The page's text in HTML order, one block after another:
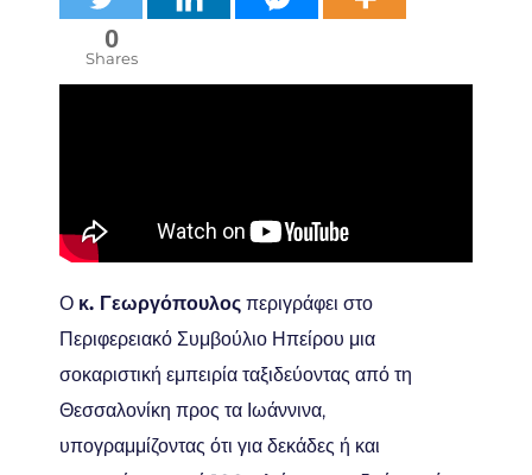
0
Shares
Ο κ. Γεωργόπουλος περιγράφει στο
Περιφερειακό Συμβούλιο Ηπείρου μια
σοκαριστική εμπειρία ταξιδεύοντας από τη
Θεσσαλονίκη προς τα Ιωάννινα,
υπογραμμίζοντας ότι για δεκάδες ή και